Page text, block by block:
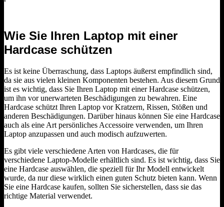
Wie Sie Ihren Laptop mit einer
Hardcase schützen
Es ist keine Überraschung, dass Laptops äußerst empfindlich sind,
da sie aus vielen kleinen Komponenten bestehen. Aus diesem Grund
ist es wichtig, dass Sie Ihren Laptop mit einer Hardcase schützen,
um ihn vor unerwarteten Beschädigungen zu bewahren. Eine
Hardcase schützt Ihren Laptop vor Kratzern, Rissen, Stößen und
anderen Beschädigungen. Darüber hinaus können Sie eine Hardcase
auch als eine Art persönliches Accessoire verwenden, um Ihren
Laptop anzupassen und auch modisch aufzuwerten.
Es gibt viele verschiedene Arten von Hardcases, die für
verschiedene Laptop-Modelle erhältlich sind. Es ist wichtig, dass Sie
eine Hardcase auswählen, die speziell für Ihr Modell entwickelt
wurde, da nur diese wirklich einen guten Schutz bieten kann. Wenn
Sie eine Hardcase kaufen, sollten Sie sicherstellen, dass sie das
richtige Material verwendet.